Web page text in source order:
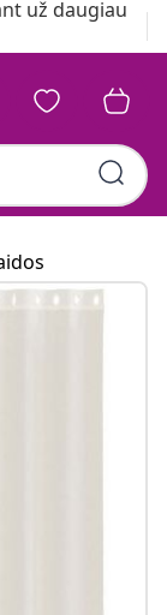
už daugiau